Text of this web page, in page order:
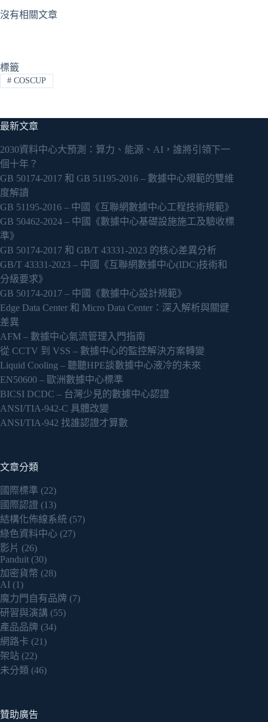
沒有相關文章
標籤
#COSCUP
最新文章
2030資料中心大預測：算力、能源、AI，誰將引領下一
個十年？
GB 50174-2017 和 GB 51195-2016 – 數據中心規範的雙維
度解讀
GB 51195-2016 – 中國《互聯網數據中心工程技術規範》
GB 50462-2024 – 中國《數據中心基礎設施施工及驗收標
準》
GB 50174-2017 和 GB/T 43331-2023 的核心差異分析
GB/T 43331-2023 – 中國《互聯網數據中心(IDC)技術和
分級要求》
GB 50174-2017 – 中國《數據中心設計規範》
Edge Data Center 和 Micro Data Center：深入解析與關鍵
差異
AFM – 數據中心氣流管理入門指南
從 CCTV 到 VSS – 數據中心的監控解決方案轉變
Liquid Cooling – 聽聽HPE談數據中心液冷的未來
EN50600 – 歐洲數據中心標準
BICSI DCDC – 台灣少見的數據中心認證
ANSI/TIA-942-C 具體改變
ANSI/TIA-942 找誰認證才算數
文章分類
國際標準 (22)
國際認證 (13)
結構化佈線系統 (57)
綠色資料中心 (27)
影片 (26)
Panduit (30)
加密貨幣 (28)
AI (1)
魔力門自有品牌 (7)
研習與演講 (55)
產品品牌 (34)
網路卡 (21)
架站 (22)
未分類 (46)
贊助廣告